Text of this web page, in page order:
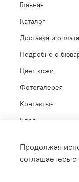
Главная
Каталог
Доставка и оплата
Подробно о
Цвет кожи
Фотогалерея
Контакты-
Блог
Интернет-
Продолжая
соглашаетесь